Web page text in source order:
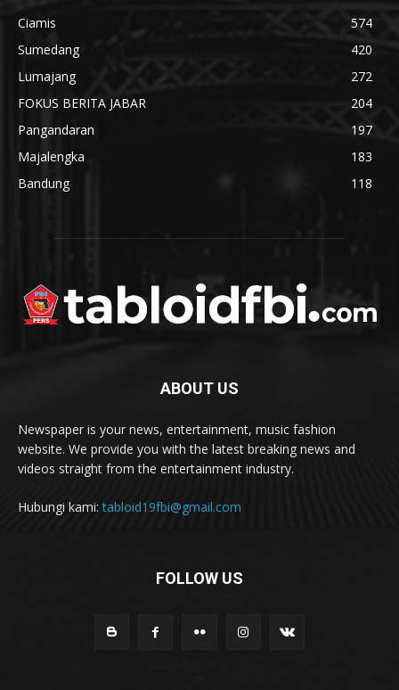
Ciamis
574
Sumedang
420
Lumajang
272
FOKUS BERITA JABAR
204
Pangandaran
197
Majalengka
183
Bandung
118
ABOUT US
Newspaper is your news, entertainment, music fashion
website. We provide you with the latest breaking news and
videos straight from the entertainment industry.
Hubungi kami:tabloid19fbi@gmail.com
FOLLOW US